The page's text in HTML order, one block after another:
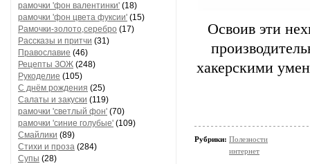
рамочки 'фон валентинки' (18)
рамочки 'фон цвета фуксии' (15)
Рамочки-золото,серебро (17)
Рассказы и притчи (31)
Православие (46)
Рецепты ЗОЖ (248)
Рукоделие (105)
С днём рождения (25)
Салаты и закуски (119)
рамочки 'светлый фон' (70)
рамочки 'синие голубые' (109)
Смайлики (89)
Стихи и проза (284)
Супы (28)
Освоив эти
хакерскими
Рубрики: Полезности
интернет